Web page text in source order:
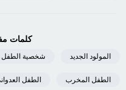
كلمات
المولود الجديد شخصية الطفل
الطفل المخرب الطفل